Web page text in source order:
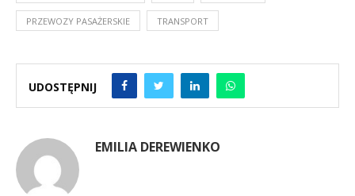
PRZEWOZY PASAŻERSKIE TRANSPORT
UDOSTĘPNIJ
EMILIA DEREWIENKO